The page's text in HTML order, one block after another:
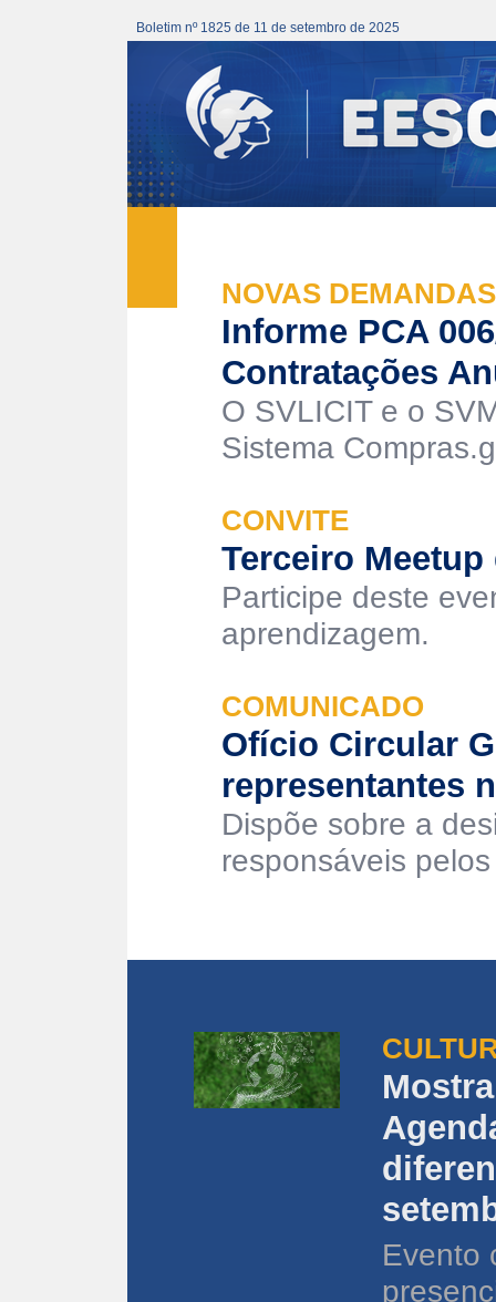
Boletim nº 1825 de 11 de setembro de 2025
NOVAS DEMANDAS
Informe PCA
Contratações
O SVLICIT e o
Sistema
CONVITE
Terceiro
Participe deste
aprendizagem.
COMUNICADO
Ofício Circular
representantes
Dispõe sobre a
responsáveis
Evento